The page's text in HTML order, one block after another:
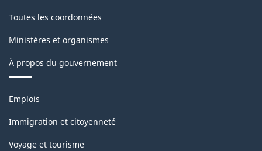
Toutes les coordonnées
Ministères et organismes
À propos du gouvernement
Thèmes
sujets
Emplois
Immigration et citoyenneté
Voyage et tourisme